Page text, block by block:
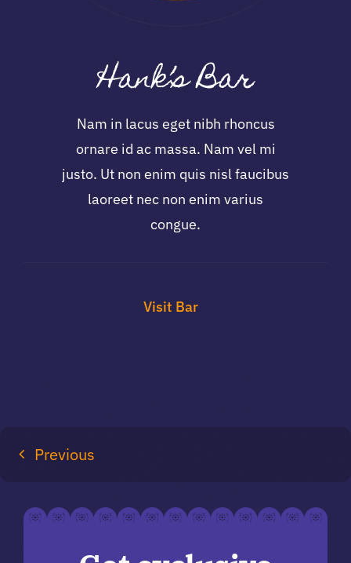
Hank’s Bar
Nam in lacus eget nibh rhoncus
ornare id ac massa. Nam vel mi
justo. Ut non enim quis nisl faucibus
laoreet nec non enim varius
congue.
Visit Bar
Previous